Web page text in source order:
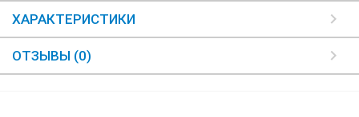
ХАРАКТЕРИСТИКИ
ОТЗЫВЫ (0)